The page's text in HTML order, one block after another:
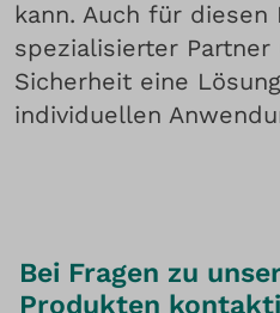
kann. Auch für
spezialisierter
Sicherheit eine
individuellen
Bei Fragen zu
Produkten